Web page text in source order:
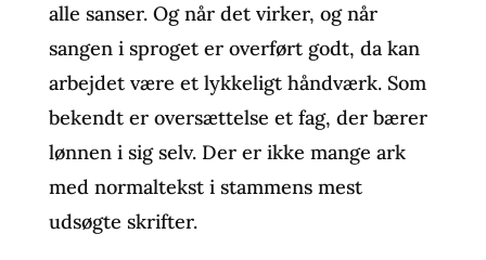
alle sanser. Og når det virker, og når
sangen i sproget er overført godt, da kan
arbejdet være et lykkeligt håndværk. Som
bekendt er oversættelse et fag, der bærer
lønnen i sig selv. Der er ikke mange ark
med normaltekst i stammens mest
udsøgte skrifter.